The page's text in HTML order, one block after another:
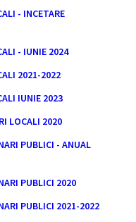
- INCETARE
- IUNIE 2024
2021-2022
IUNIE 2023
LOCALI 2020
PUBLICI - ANUAL
PUBLICI 2020
PUBLICI 2021-2022